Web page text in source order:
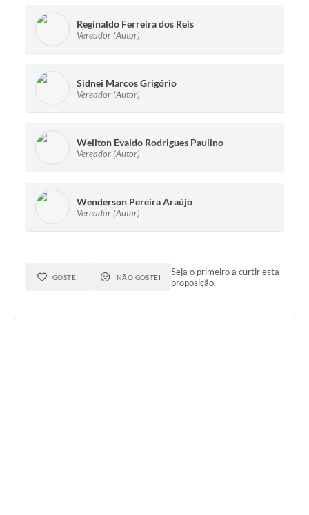
Reginaldo Ferreira dos Reis
Vereador (Autor)
Sidnei Marcos Grigório
Vereador (Autor)
Weliton Evaldo Rodrigues Paulino
Vereador (Autor)
Wenderson Pereira Araújo
Vereador (Autor)
GOSTEI NÃO GOSTEI
Seja o primeiro a curtir esta
proposição.